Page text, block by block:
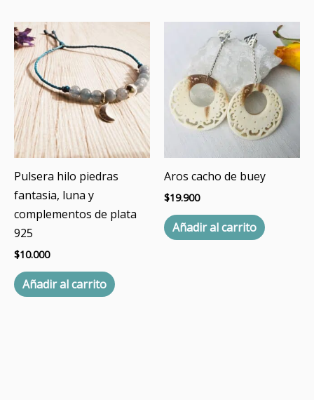
Pulsera hilo piedras
fantasia, luna y
complementos de plata
925
$10.000
Añadir al carrito
Aros cacho de buey
$19.900
Añadir al carrito